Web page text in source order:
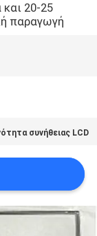
και 20-25
παραγωγή
συνήθειας LCD